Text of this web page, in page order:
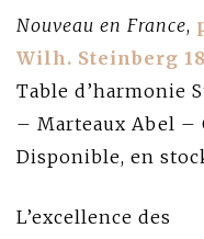
Nouveau en France,
Wilh. Steinberg
Table d’harmonie
– Marteaux Abel –
Disponible, en
L’excellence des